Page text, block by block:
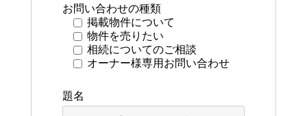
お問い合わせの種類
掲載物件について
物件を売りたい
相続についてのご相談
オーナー様専用お問い合わせ
題名